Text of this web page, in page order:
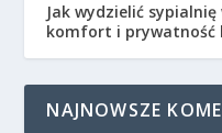
Jak wydzielić
komfort i prywatność
NAJNOWSZE